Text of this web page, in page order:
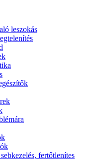
leszokás
fertőtlenítes